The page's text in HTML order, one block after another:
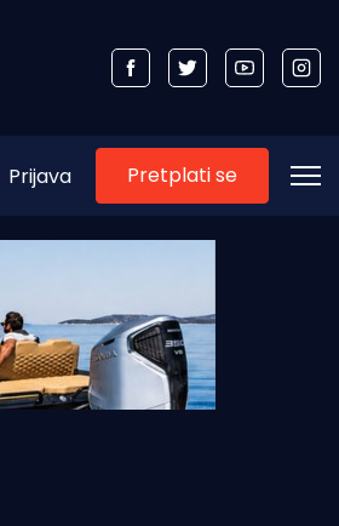
Prijava Pretplati se